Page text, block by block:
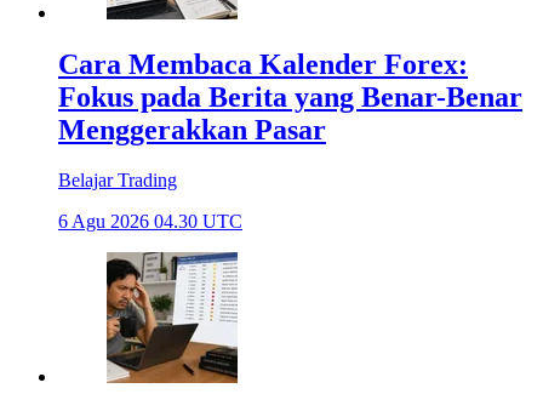
Cara Membaca Kalender Forex:
Fokus pada Berita yang Benar-Benar
Menggerakkan Pasar
Belajar Trading
6 Agu 2026 04.30 UTC